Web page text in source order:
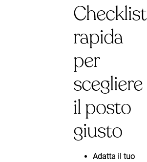
Checklist
rapida
per
scegliere
il posto
giusto
Adatta il tuo